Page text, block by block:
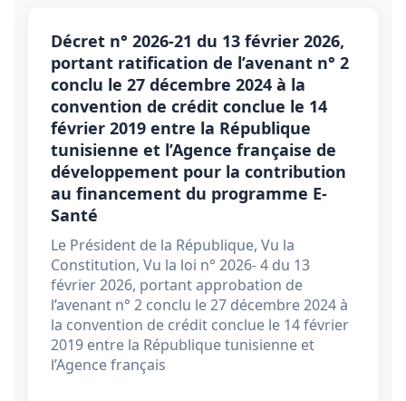
Décret n° 2026-21 du 13 février 2026,
portant ratification de l’avenant n° 2
conclu le 27 décembre 2024 à la
convention de crédit conclue le 14
février 2019 entre la République
tunisienne et l’Agence française de
développement pour la contribution
au financement du programme E-
Santé
Le Président de la République, Vu la
Constitution, Vu la loi n° 2026- 4 du 13
février 2026, portant approbation de
l’avenant n° 2 conclu le 27 décembre 2024 à
la convention de crédit conclue le 14 février
2019 entre la République tunisienne et
l’Agence français